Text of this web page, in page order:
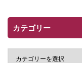
カテゴリー